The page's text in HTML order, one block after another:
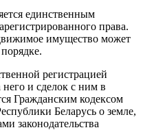
единственным
права.
имущество может
регистрацией
и сделок с ним в
Гражданским кодексом
Беларусь о земле,
законодательства